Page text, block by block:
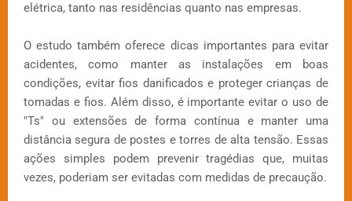
elétrica, tanto nas residências quanto nas empresas.
O estudo também oferece dicas importantes para evitar
acidentes, como manter as instalações em boas
condições, evitar fios danificados e proteger crianças de
tomadas e fios. Além disso, é importante evitar o uso de
"Ts" ou extensões de forma contínua e manter uma
distância segura de postes e torres de alta tensão. Essas
ações simples podem prevenir tragédias que, muitas
vezes, poderiam ser evitadas com medidas de precaução.